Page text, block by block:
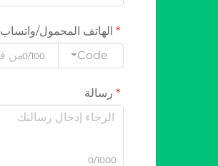
الهاتف المحمول/واتساب
Code
0/100
رسالة
0/1000